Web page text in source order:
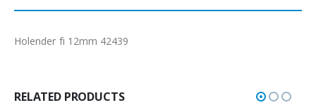
Holender fi 12mm 42439
RELATED PRODUCTS